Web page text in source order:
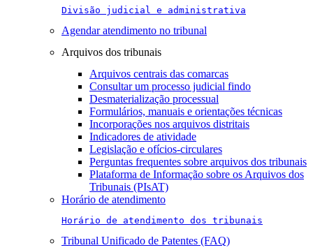
Divisão judicial e administrativa
Agendar atendimento no tribunal
Arquivos dos tribunais
Arquivos centrais das comarcas
Consultar um processo judicial findo
Desmaterialização processual
Formulários, manuais e orientações técnicas
Incorporações nos arquivos distritais
Indicadores de atividade
Legislação e ofícios-circulares
Perguntas frequentes sobre arquivos dos tribunais
Plataforma de Informação sobre os Arquivos dos
Tribunais (PIsAT)
Horário de atendimento
Horário de atendimento dos tribunais
Tribunal Unificado de Patentes (FAQ)